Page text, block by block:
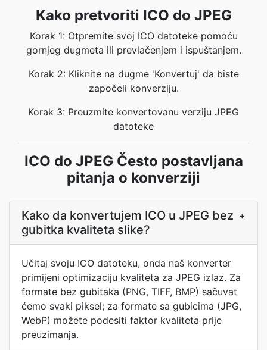
Kako pretvoriti ICO do JPEG
Korak 1: Otpremite svoj ICO datoteke pomoću
gornjeg dugmeta ili prevlačenjem i ispuštanjem.
Korak 2: Kliknite na dugme 'Konvertuj' da biste
započeli konverziju.
Korak 3: Preuzmite konvertovanu verziju JPEG
datoteke
ICO do JPEG Često postavljana
pitanja o konverziji
Kako da konvertujem ICO u JPEG bez
gubitka kvaliteta slike?
+
Učitaj svoju ICO datoteku, onda naš konverter
primijeni optimizaciju kvaliteta za JPEG izlaz. Za
formate bez gubitaka (PNG, TIFF, BMP) sačuvat
ćemo svaki piksel; za formate sa gubicima (JPG,
WebP) možete podesiti faktor kvaliteta prije
preuzimanja.